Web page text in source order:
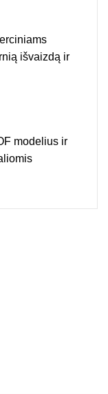
išvaizdą ir
modelius ir